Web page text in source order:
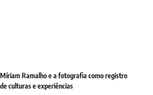
Míriam Ramalho e a fotografia como registro
de culturas e experiências